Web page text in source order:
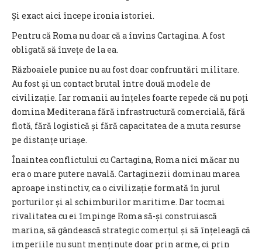
Și exact aici începe ironia istoriei.
Pentru că Roma nu doar că a învins Cartagina. A fost
obligată să învețe de la ea.
Războaiele punice nu au fost doar confruntări militare.
Au fost și un contact brutal între două modele de
civilizație. Iar romanii au înțeles foarte repede că nu poți
domina Mediterana fără infrastructură comercială, fără
flotă, fără logistică și fără capacitatea de a muta resurse
pe distanțe uriașe.
Înaintea conflictului cu Cartagina, Roma nici măcar nu
era o mare putere navală. Cartaginezii dominau marea
aproape instinctiv, ca o civilizație formată în jurul
porturilor și al schimburilor maritime. Dar tocmai
rivalitatea cu ei împinge Roma să-și construiască
marina, să gândească strategic comerțul și să înțeleagă că
imperiile nu sunt menținute doar prin arme, ci prin